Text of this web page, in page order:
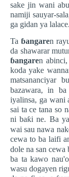
sake jin wani
namiji sauyar-
ga gidan ya lalace.
Ta ɓangaren
da shawarar
ɓangaren abinci,
koda yake
matsananciyar bu
bazawara, in
iyalinsa, ga wani
sai ta ce tana so
ni baƙi ne. Ba
wai sau nawa
cewa to ba laifi
dole na san cewa
ba ta kawo
wasu dogayen